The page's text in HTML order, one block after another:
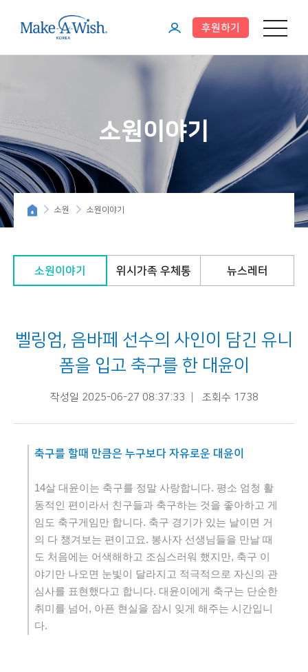
메뉴 열기
이
이
후원하기
소원이야기
소원 소원이야기
소원이야기 위시가족 우체통 뉴스레터
벨링엄, 음바페 선수의 사인이 담긴 유니
폼을 입고 축구를 한 대윤이
작성일 2025-06-27 08:37:33 조회수 1738
축구를 할때 만큼은 누구보다 자유로운 대윤이
14살 대윤이는 축구를 정말 사랑합니다. 평소 엄청 활
동적인 편이라서 친구들과 축구하는 것을 좋아하고 게
임도 축구게임만 합니다. 축구 경기가 있는 날이면 거
의 다 챙겨보는 편이고요. 봉사자 선생님들을 만날 때
도 처음에는 어색해하고 조심스러워 했지만, 축구 이
야기만 나오면 눈빛이 달라지고 적극적으로 자신의 관
심사를 표현했다고 합니다. 대윤이에게 축구는 단순한
취미를 넘어 , 아픈 현실을 잠시 잊게 해주는 시간입니
다.